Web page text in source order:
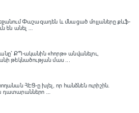
Փաշազադեն և մնացած մոլլաները քևֆ-
են անել ...
ՔՊ-ականին «հորթ» անվանելու,
թեկնածության մաս ...
ՀԷՑ-ը խլել, որ հանձնեն ուրիշին.
...